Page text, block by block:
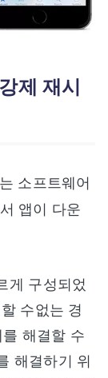
제 재시
소프트웨어
앱이 다운
게 구성되었
수없는 경
해결할 수
해결하기 위